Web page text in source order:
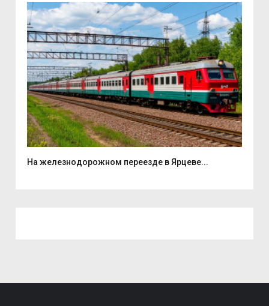
На железнодорожном переезде в Ярцеве...